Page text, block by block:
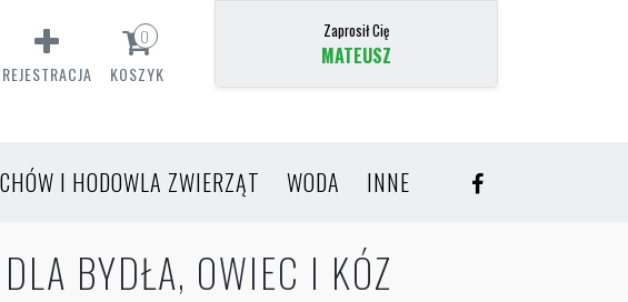
REJESTRACJA KOSZYK
0 Zaprosił Cię
MATEUSZ
CHÓW I HODOWLA ZWIERZĄT WODA INNE
BYDŁA, OWIEC I KÓZ